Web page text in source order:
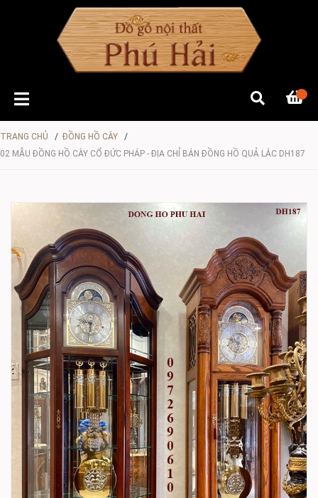
TRANG CHỦ / ĐỒNG HỒ CÂY
/
02 MẪU ĐỒNG HỒ CÂY CỔ ĐỨC PHÁP - ĐỊA CHỈ BÁN ĐỒNG HỒ QUẢ LẮC DH187